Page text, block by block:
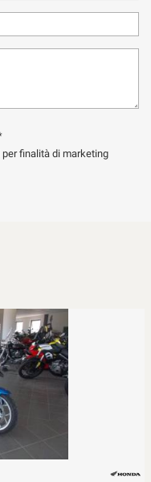
finalità di marketing